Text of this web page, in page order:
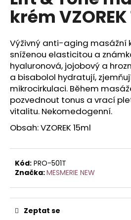
0,0
hvězdiček.
krém
Výživný anti-aging masážní
sníženou elasticitou a
hyaluronová, jojobový a
a bisabolol hydratují,
mikrocirkulaci. Během
pozvednout tonus a vrací
vitalitu. Nekomedogenní.
Obsah: VZOREK 15ml
Kód: PRO-501T
Značka:MESMERIE NEW
Zeptat se
a
j
í
t
?
HLEDAT
D
o
p
o
r
u